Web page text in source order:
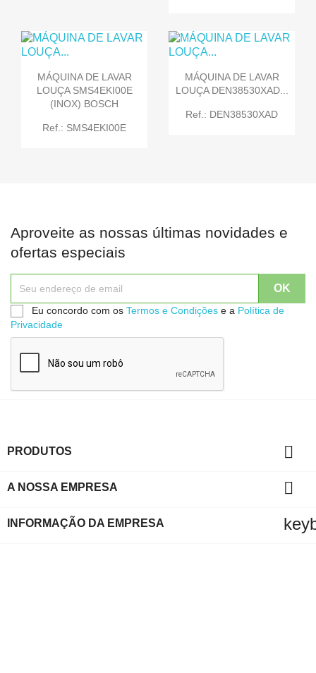
MÁQUINA DE LAVAR
LOUÇA SMS4EKI00E
(INOX) BOSCH
Ref.: SMS4EKI00E
MÁQUINA DE LAVAR
LOUÇA DEN38530XAD...
Ref.: DEN38530XAD
Aproveite as nossas últimas novidades e
ofertas especiais
Eu concordo com os Termos e Condições e a Política de
Privacidade
PRODUTOS 
A NOSSA EMPRESA 
INFORMAÇÃO DA EMPRESA